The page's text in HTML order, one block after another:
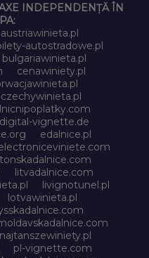
INDEPENDENȚĂ ÎN
austriawinieta.pl
autostradowe.pl
bulgariawinieta.pl
cenawiniety.pl
czechywinieta.pl
digital-vignette.de
edalnice.pl
litvadalnice.com
livignotunel.pl
lotvawinieta.pl
najtanszewiniety.pl
pl-vignette.com